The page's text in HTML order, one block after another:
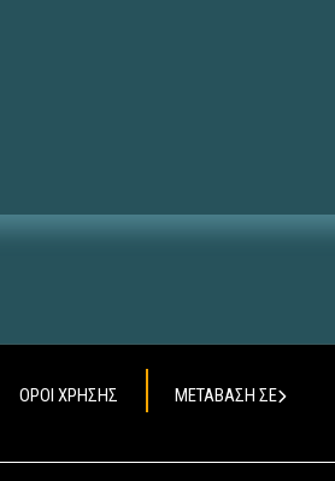
ΟΡΟΙ ΧΡΗΣΗΣ ΜΕΤΑΒΑΣΗ ΣΕ